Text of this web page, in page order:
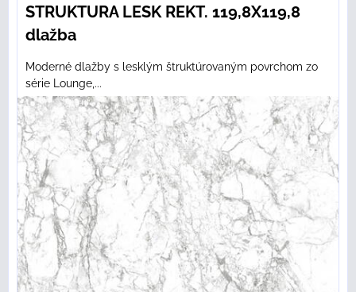
STRUKTURA LESK REKT. 119,8X119,8
dlažba
Moderné dlažby s lesklým štruktúrovaným povrchom zo
série Lounge,...